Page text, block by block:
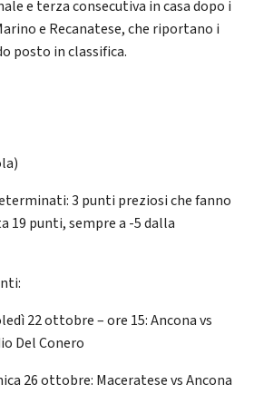
e terza consecutiva in casa dopo i
e Recanatese, che riportano i
posto in classifica.
3 punti preziosi che fanno
19 punti, sempre a -5 dalla
22 ottobre – ore 15: Ancona vs
Del Conero
26 ottobre: Maceratese vs Ancona